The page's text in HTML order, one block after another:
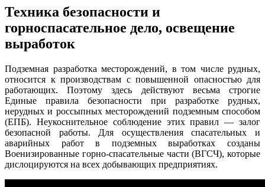
Техника безопасности и
горноспасательное дело, освещение
выработок
Подземная разработка месторождений, в том числе рудных,
относится к производствам с повышенной опасностью для
работающих. Поэтому здесь действуют весьма строгие
Единые правила безопасности при разработке рудных,
нерудных и россыпных месторождений подземным способом
(ЕПБ). Неукоснительное соблюдение этих правил — залог
безопасной работы. Для осуществления спасательных и
аварийных работ в подземных выработках созданы
Военизированные горно-спасательные части (ВГСЧ), которые
дислоцируются на всех добывающих предприятиях.